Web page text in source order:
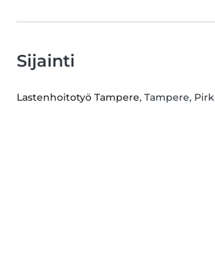
Sijainti
Lastenhoitotyö Tampere, Tampere,